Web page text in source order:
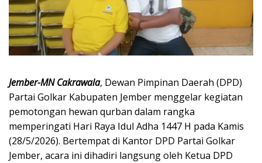
Jember-MN Cakrawala, Dewan Pimpinan Daerah (DPD)
Partai Golkar Kabupaten Jember menggelar kegiatan
pemotongan hewan qurban dalam rangka
memperingati Hari Raya Idul Adha 1447 H pada Kamis
(28/5/2026). Bertempat di Kantor DPD Partai Golkar
Jember, acara ini dihadiri langsung oleh Ketua DPD